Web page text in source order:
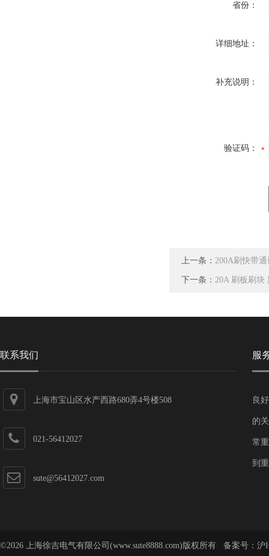
省份：
详细地址：
补充说明：
验证码：
上一条： 200A刷快带通
下一条： 20A 刷板刷块
联系我们
上海市宝山区水产西路680弄4号楼508
021-56412027
sute@56412027.com
服
良
的
常
到
©2026 上海徐吉电气有限公司(www.sute8888.com)版权所有 备案号： 沪